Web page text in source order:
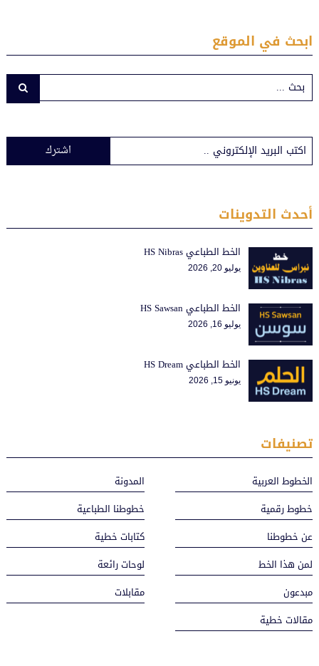
ابحث في الموقع
اشترك
أحدث التدوينات
الخط الطباعي HS Nibras
يوليو 20, 2026
الخط الطباعي HS Sawsan
يوليو 16, 2026
الخط الطباعي HS Dream
يونيو 15, 2026
تصنيفات
الخطوط العربية
المدونة
خطوط رقمية
خطوطنا الطباعية
عن خطوطنا
كتابات خطية
لمن هذا الخط
لوحات رائعة
مبدعون
مقابلات
مقالات خطية